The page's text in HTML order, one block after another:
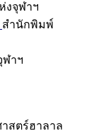
งจุฬาฯ
สำนักพิมพ์
ฬาฯ
สตร์ฮาลาล